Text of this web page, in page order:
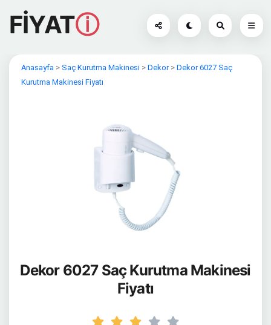
FİYATⓘ
Anasayfa > Saç Kurutma Makinesi > Dekor> Dekor 6027 Saç
Kurutma Makinesi Fiyatı
Dekor 6027 Saç Kurutma Makinesi
Fiyatı